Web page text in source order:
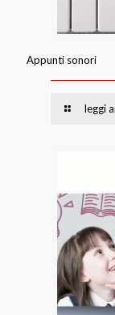
Appunti sonori
leggi